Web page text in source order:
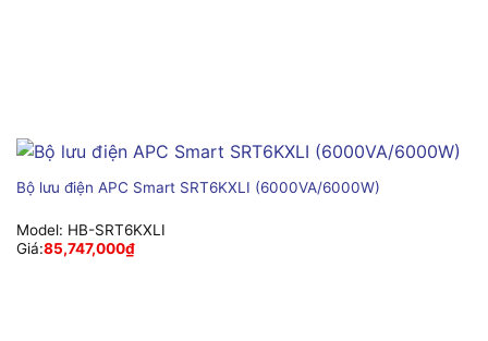
Bộ lưu điện APC Smart SRT6KXLI (6000VA/6000W)
Model: HB-SRT6KXLI
Giá:85,747,000₫